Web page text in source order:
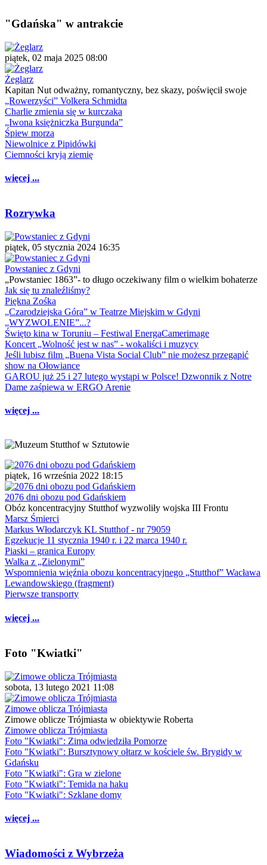
"Gdańska" w antrakcie
piątek, 02 maja 2025 08:00
Żeglarz
Kapitan Nut odważny, romantyczny, bez skazy, poświęcił swoje
„Rowerzyści” Volkera Schmidta
Charlie zmienia się w kurczaka
„Iwona księżniczka Burgunda”
Śpiew morza
Niewolnice z Pipidówki
Ciemności kryją ziemię
więcej ...
Rozrywka
piątek, 05 stycznia 2024 16:35
Powstaniec z Gdyni
„Powstaniec 1863”- to długo oczekiwany film o wielkim bohaterze
Jak się tu znaleźliśmy?
Piękna Zośka
„Czarodziejska Góra” w Teatrze Miejskim w Gdyni
„WYZWOLENIE”...?
Święto kina w Toruniu – Festiwal EnergaCamerimage
Koncert „Wolność jest w nas” - wokaliści i muzycy
Jeśli lubisz film „Buena Vista Social Club” nie możesz przegapić
show na Ołowiance
GAROU już 25 i 27 lutego wystąpi w Polsce! Dzwonnik z Notre
Dame zaśpiewa w ERGO Arenie
więcej ...
piątek, 16 września 2022 18:15
2076 dni obozu pod Gdańskiem
Obóz koncentracyjny Stutthof wyzwoliły wojska III Frontu
Marsz Śmierci
Markus Włodarczyk KL Stutthof - nr 79059
Egzekucje 11 stycznia 1940 r. i 22 marca 1940 r.
Piaski – granica Europy
Walka z „Zielonymi”
Wspomnienia więźnia obozu koncentracyjnego „Stutthof” Wacława
Lewandowskiego (fragment)
Pierwsze transporty
więcej ...
Foto "Kwiatki"
sobota, 13 lutego 2021 11:08
Zimowe oblicza Trójmiasta
Zimowe oblicze Trójmiasta w obiektywie Roberta
Zimowe oblicza Trójmiasta
Foto "Kwiatki": Zima odwiedziła Pomorze
Foto "Kwiatki": Bursztynowy ołtarz w kościele św. Brygidy w
Gdańsku
Foto "Kwiatki": Gra w zielone
Foto "Kwiatki": Temida na haku
Foto "Kwiatki": Szklane domy
więcej ...
Wiadomości z Wybrzeża